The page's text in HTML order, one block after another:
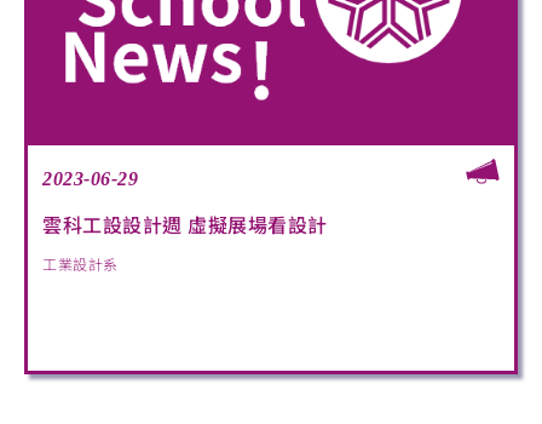
2023-06-29
雲科工設設計週 虛擬展場看設計
工業設計系